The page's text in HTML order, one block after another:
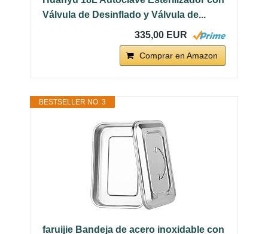
Válvula de Desinflado y Válvula de...
335,00 EUR
Comprar en Amazon
BESTSELLER NO. 3
faruijie Bandeja de acero inoxidable con